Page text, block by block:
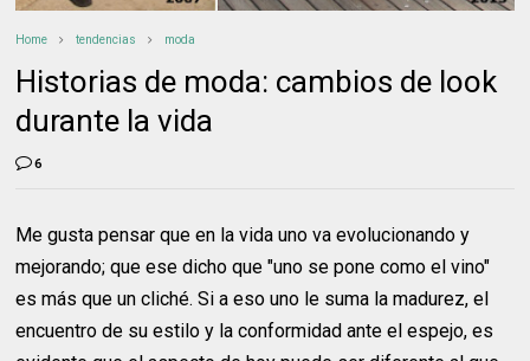
Home tendencias moda
Historias de moda: cambios de look
durante la vida
6
Me gusta pensar que en la vida uno va evolucionando y
mejorando; que ese dicho que "uno se pone como el vino"
es más que un cliché. Si a eso uno le suma la madurez, el
encuentro de su estilo y la conformidad ante el espejo, es